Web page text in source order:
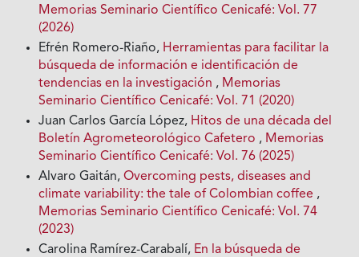
Memorias Seminario Científico Cenicafé: Vol. 77
(2026)
Efrén Romero-Riaño, Herramientas para facilitar la
búsqueda de información e identificación de
tendencias en la investigación , Memorias
Seminario Científico Cenicafé: Vol. 71 (2020)
Juan Carlos García López, Hitos de una década del
Boletín Agrometeorológico Cafetero , Memorias
Seminario Científico Cenicafé: Vol. 76 (2025)
Alvaro Gaitán,Overcoming pests, diseases and
climate variability: the tale of Colombian coffee ,
Memorias Seminario Científico Cenicafé: Vol. 74
(2023)
Carolina Ramírez-Carabalí, En la búsqueda de